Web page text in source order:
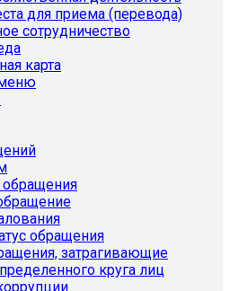
для приема (перевода)
сотрудничество
карта
обращения
затрагивающие
круга лиц